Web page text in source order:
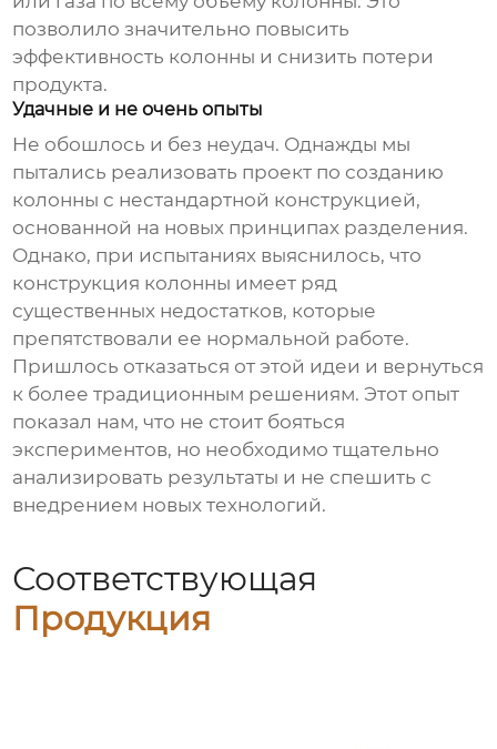
позволило значительно повысить
эффективность колонны и снизить потери
продукта.
Удачные и не очень опыты
Не обошлось и без неудач. Однажды мы
пытались реализовать проект по созданию
колонны с нестандартной конструкцией,
основанной на новых принципах разделения.
Однако, при испытаниях выяснилось, что
конструкция колонны имеет ряд
существенных недостатков, которые
препятствовали ее нормальной работе.
Пришлось отказаться от этой идеи и вернуться
к более традиционным решениям. Этот опыт
показал нам, что не стоит бояться
экспериментов, но необходимо тщательно
анализировать результаты и не спешить с
внедрением новых технологий.
Соответствующая
Продукция